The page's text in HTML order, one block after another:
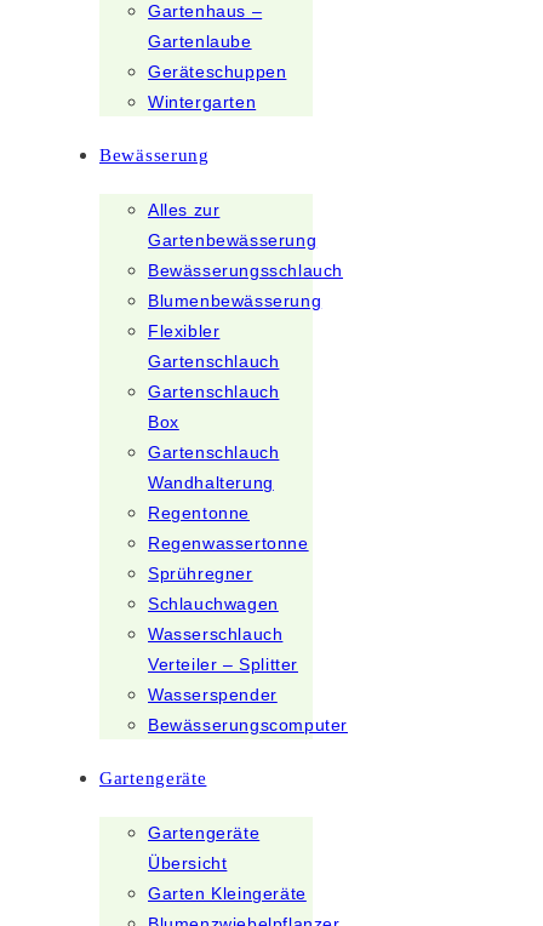
Gartenhaus –
Gartenlaube
Geräteschuppen
Wintergarten
Bewässerung
Alles zur
Gartenbewässerung
Bewässerungsschlauch
Blumenbewässerung
Flexibler
Gartenschlauch
Gartenschlauch
Box
Gartenschlauch
Wandhalterung
Regentonne
Regenwassertonne
Sprühregner
Schlauchwagen
Wasserschlauch
Verteiler – Splitter
Wasserspender
Bewässerungscomputer
Gartengeräte
Gartengeräte
Übersicht
Garten Kleingeräte